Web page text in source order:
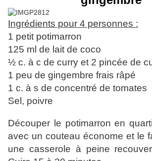
Ingrédients pour 4 personnes :
1 petit potimarron
125 ml de lait de coco
½ c. à c de curry et 2 pincée de
1 peu de gingembre frais râpé
1 c. à s de concentré de tomates
Sel, poivre
Découper le potimarron en
avec un couteau économe et le
une casserole à peine